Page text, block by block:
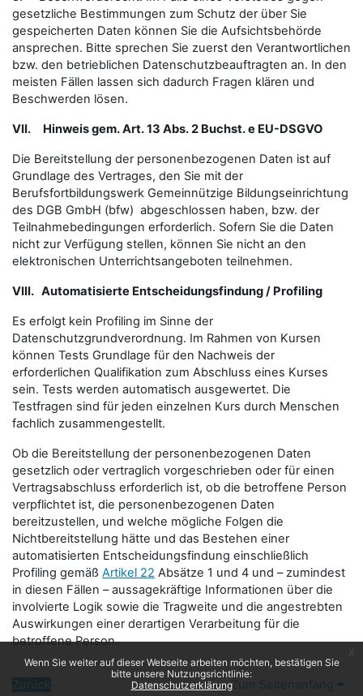
Wenn Sie weiter auf dieser Webseite arbeiten möchten, bestätigen Sie
bitte unsere Nutzungsrichtlinie:
Datenschutzerklärung
gesetzliche Bestimmungen zum Schutz der über Sie
gespeicherten Daten können Sie die Aufsichtsbehörde
ansprechen. Bitte sprechen Sie zuerst den Verantwortlichen
bzw. den betrieblichen Datenschutzbeauftragten an. In den
meisten Fällen lassen sich dadurch Fragen klären und
Beschwerden lösen.
VII. Hinweis gem. Art. 13 Abs. 2 Buchst. e EU-DSGVO
Die Bereitstellung der personenbezogenen Daten ist auf
Grundlage des Vertrages, den Sie mit der
Berufsfortbildungswerk Gemeinnützige Bildungseinrichtung
des DGB GmbH (bfw) abgeschlossen haben, bzw. der
Teilnahmebedingungen erforderlich. Sofern Sie die Daten
nicht zur Verfügung stellen, können Sie nicht an den
elektronischen Unterrichtsangeboten teilnehmen.
VIII. Automatisierte Entscheidungsfindung / Profiling
Es erfolgt kein Profiling im Sinne der
Datenschutzgrundverordnung. Im Rahmen von Kursen
können Tests Grundlage für den Nachweis der
erforderlichen Qualifikation zum Abschluss eines Kurses
sein. Tests werden automatisch ausgewertet. Die
Testfragen sind für jeden einzelnen Kurs durch Menschen
fachlich zusammengestellt.
Ob die Bereitstellung der personenbezogenen Daten
gesetzlich oder vertraglich vorgeschrieben oder für einen
Vertragsabschluss erforderlich ist, ob die betroffene Person
verpflichtet ist, die personenbezogenen Daten
bereitzustellen, und welche mögliche Folgen die
Nichtbereitstellung hätte und das Bestehen einer
automatisierten Entscheidungsfindung einschließlich
Profiling gemäß Artikel 22 Absätze 1 und 4 und – zumindest
in diesen Fällen – aussagekräftige Informationen über die
involvierte Logik sowie die Tragweite und die angestrebten
Auswirkungen einer derartigen Verarbeitung für die
betroffene Person.
Zurück Zum Seitenanfang